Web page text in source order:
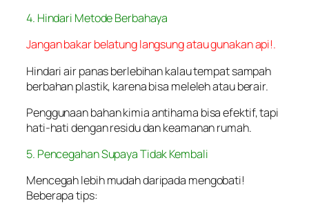
4. Hindari Metode Berbahaya
Jangan bakar belatung langsung atau gunakan api!.
Hindari air panas berlebihan kalau tempat sampah
berbahan plastik, karena bisa meleleh atau berair.
Penggunaan bahan kimia antihama bisa efektif, tapi
hati-hati dengan residu dan keamanan rumah.
5. Pencegahan Supaya Tidak Kembali
Mencegah lebih mudah daripada mengobati!
Beberapa tips: